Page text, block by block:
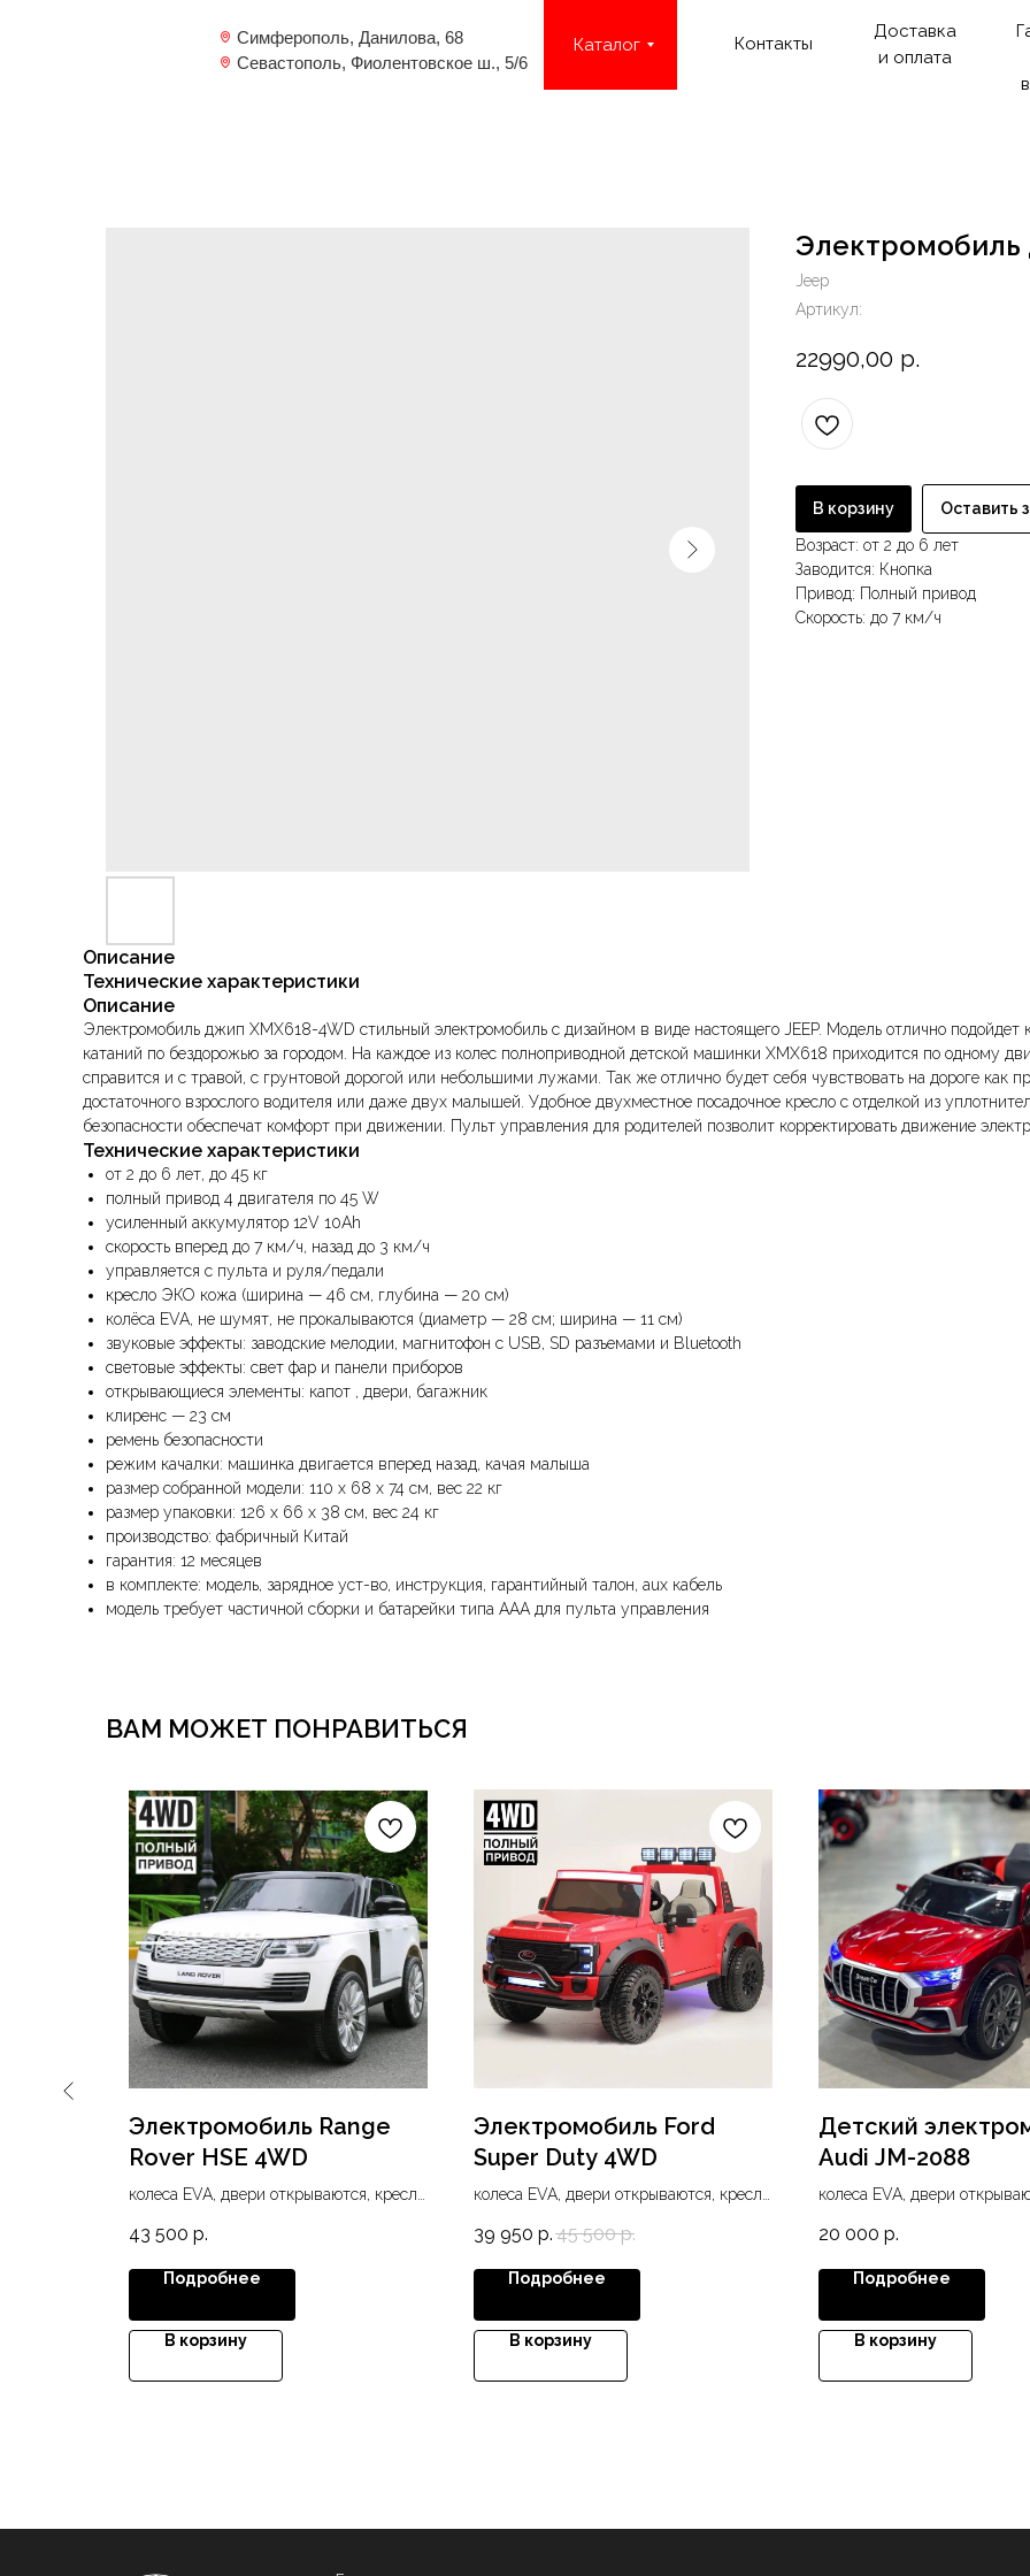
Контакты
Доставка
и оплата
Каталог
Севастополь, Фиолентовское ш., 5/6
Симферополь, Данилова, 68
Электромобиль
Jeep
Артикул:
22990,00 р.
В корзину
Оставить
Возраст: от 2 до 6 лет
Заводится: Кнопка
Привод: Полный привод
Скорость: до 7 км/ч
Описание
Технические характеристики
Описание
Электромобиль джип XMX618-4WD стильный электромобиль с дизайном в виде настоящего JEEP. Модель отлично подойдет
катаний по бездорожью за городом. На каждое из колес полноприводной детской машинки XMX618 приходится по одному
справится и с травой, с грунтовой дорогой или небольшими лужами. Так же отлично будет себя чувствовать на дороге как
достаточного взрослого водителя или даже двух малышей. Удобное двухместное посадочное кресло с отделкой из
безопасности обеспечат комфорт при движении. Пульт управления для родителей позволит корректировать движение
Технические характеристики
от 2 до 6 лет, до 45 кг
полный привод 4 двигателя по 45 W
усиленный аккумулятор 12V 10Ah
скорость вперед до 7 км/ч, назад до 3 км/ч
управляется с пульта и руля/педали
кресло ЭКО кожа (ширина — 46 см, глубина — 20 см)
колёса EVA, не шумят, не прокалываются (диаметр — 28 см; ширина — 11 см)
звуковые эффекты: заводские мелодии, магнитофон с USB, SD разъемами и Bluetooth
световые эффекты: свет фар и панели приборов
открывающиеся элементы: капот , двери, багажник
клиренс — 23 см
ремень безопасности
режим качалки: машинка двигается вперед назад, качая малыша
размер собранной модели: 110 x 68 x 74 см, вес 22 кг
размер упаковки: 126 х 66 х 38 см, вес 24 кг
производство: фабричный Китай
гарантия: 12 месяцев
в комплекте: модель, зарядное уст-во, инструкция, гарантийный талон, aux кабель
модель требует частичной сборки и батарейки типа ААА для пульта управления
ВАМ МОЖЕТ ПОНРАВИТЬСЯ
Электромобиль Range
Rover HSE 4WD
колеса EVA, двери открываются, кресло
диодные фары, 4WD
43 500 р.
Подробнее
В корзину
Электромобиль Ford
Super Duty 4WD
колеса EVA, двери открываются, кресло
противотуманки, подсветка днища и
салона, 4WD
39 950 р. 45 500 р.
Подробнее
В корзину
Детский
Audi JM-2088
колеса EVA, двери
задние
20 000 р.
Подробнее
В корзину